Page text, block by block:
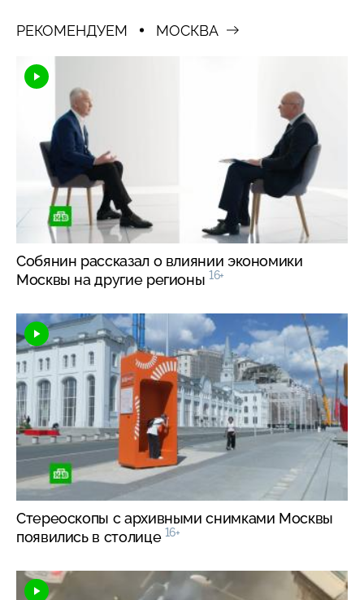
РЕКОМЕНДУЕМ МОСКВА
Собянин рассказал о влиянии экономики
Москвы на другие регионы 16+
Стереоскопы с архивными снимками Москвы
появились в столице 16+